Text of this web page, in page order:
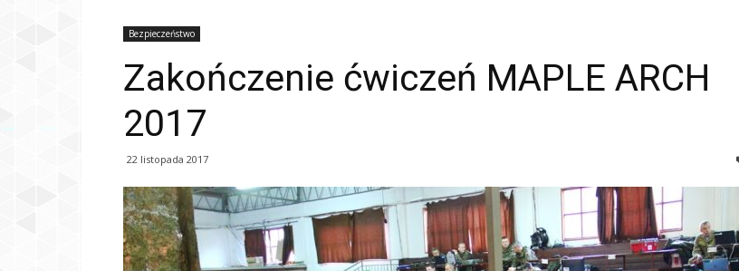
Bezpieczeństwo
Zakończenie ćwiczeń MAPLE ARCH
2017
22 listopada 2017